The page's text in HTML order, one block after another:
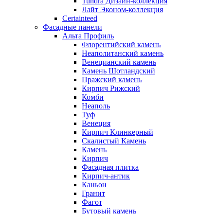
Лайт Эконом-коллекция
Certainteed
Фасадные панели
Альта Профиль
Флорентийский камень
Неаполитанский камень
Венецианский камень
Камень Шотландский
Пражский камень
Кирпич Рижский
Комби
Неаполь
Туф
Венеция
Кирпич Клинкерный
Скалистый Камень
Камень
Кирпич
Фасадная плитка
Кирпич-антик
Каньон
Гранит
Фагот
Бутовый камень